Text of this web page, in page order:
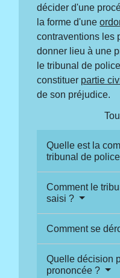
décider d'une
la forme d'une
contraventions les
donner lieu à une
le tribunal de
constituer partie
de son préjudice.
Quelle est la
tribunal de
Comment le
saisi ?
Comment se
Quelle décision
prononcée ?